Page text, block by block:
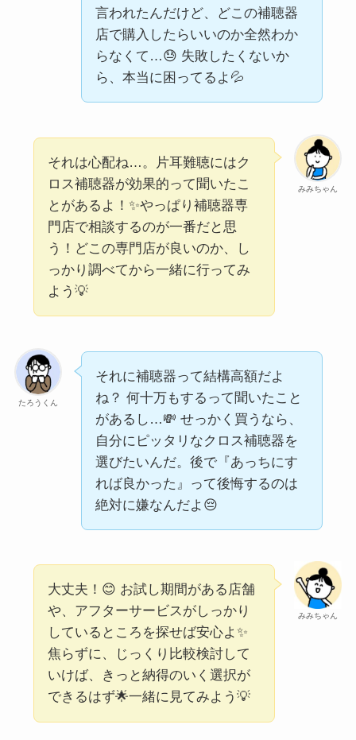
言われたんだけど、どこの補聴器
店で購入したらいいのか全然わか
らなくて…😓 失敗したくないか
ら、本当に困ってるよ💦
みみちゃん
それは心配ね…。片耳難聴にはク
ロス補聴器が効果的って聞いたこ
とがあるよ！✨️やっぱり補聴器専
門店で相談するのが一番だと思
う！どこの専門店が良いのか、し
っかり調べてから一緒に行ってみ
よう💡
たろうくん
それに補聴器って結構高額だよ
ね？ 何十万もするって聞いたこと
があるし…💸 せっかく買うなら、
自分にピッタリなクロス補聴器を
選びたいんだ。後で『あっちにす
れば良かった』って後悔するのは
絶対に嫌なんだよ😔
みみちゃん
大丈夫！😊 お試し期間がある店舗
や、アフターサービスがしっかり
しているところを探せば安心よ✨
焦らずに、じっくり比較検討して
いけば、きっと納得のいく選択が
できるはず🌟一緒に見てみよう💡